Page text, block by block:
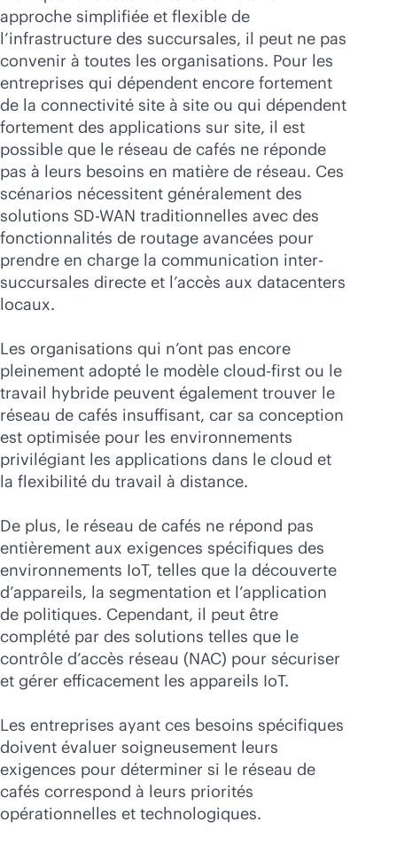
approche simplifiée et flexible de
l’infrastructure des succursales, il peut ne pas
convenir à toutes les organisations. Pour les
entreprises qui dépendent encore fortement
de la connectivité site à site ou qui dépendent
fortement des applications sur site, il est
possible que le réseau de cafés ne réponde
pas à leurs besoins en matière de réseau. Ces
scénarios nécessitent généralement des
solutions SD-WAN traditionnelles avec des
fonctionnalités de routage avancées pour
prendre en charge la communication inter-
succursales directe et l’accès aux datacenters
locaux.
Les organisations qui n’ont pas encore
pleinement adopté le modèle cloud-first ou le
travail hybride peuvent également trouver le
réseau de cafés insuffisant, car sa conception
est optimisée pour les environnements
privilégiant les applications dans le cloud et
la flexibilité du travail à distance.
De plus, le réseau de cafés ne répond pas
entièrement aux exigences spécifiques des
environnements IoT, telles que la découverte
d’appareils, la segmentation et l’application
de politiques. Cependant, il peut être
complété par des solutions telles que le
contrôle d’accès réseau (NAC) pour sécuriser
et gérer efficacement les appareils IoT.
Les entreprises ayant ces besoins spécifiques
doivent évaluer soigneusement leurs
exigences pour déterminer si le réseau de
cafés correspond à leurs priorités
opérationnelles et technologiques.